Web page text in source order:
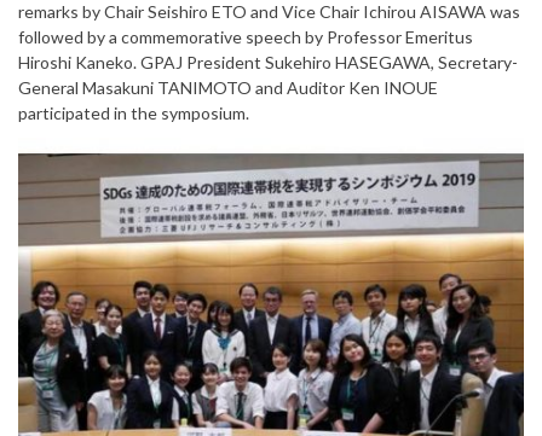
remarks by Chair Seishiro ETO and Vice Chair Ichirou AISAWA was
followed by a commemorative speech by Professor Emeritus
Hiroshi Kaneko. GPAJ President Sukehiro HASEGAWA, Secretary-
General Masakuni TANIMOTO and Auditor Ken INOUE
participated in the symposium.